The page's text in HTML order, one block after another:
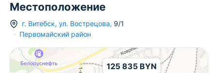
Местоположение
г. Витебск, ул. Вострецова, 9/1
Первомайский район
125 835 BYN